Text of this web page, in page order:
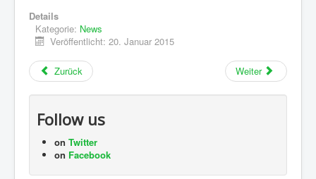
Details
Kategorie: News
Veröffentlicht: 20. Januar 2015
Zurück Weiter
Follow us
on Twitter
on Facebook